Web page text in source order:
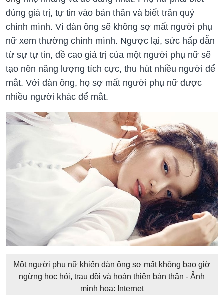
đúng giá trị, tự tin vào bản thân và biết trân quý
chính mình. Vì đàn ông sẽ không sợ mất người phụ
nữ xem thường chính mình. Ngược lại, sức hấp dẫn
từ sự tự tin, đề cao giá trị của một người phụ nữ sẽ
tạo nên năng lượng tích cực, thu hút nhiều người để
mắt. Với đàn ông, họ sợ mất người phụ nữ được
nhiều người khác để mắt.
Một người phụ nữ khiến đàn ông sợ mất không bao giờ
ngừng học hỏi, trau dồi và hoàn thiện bản thân - Ảnh
minh họa: Internet